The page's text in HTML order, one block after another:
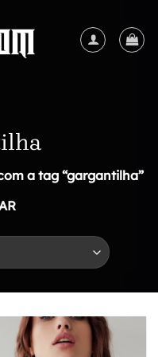
a tag “gargantilha”